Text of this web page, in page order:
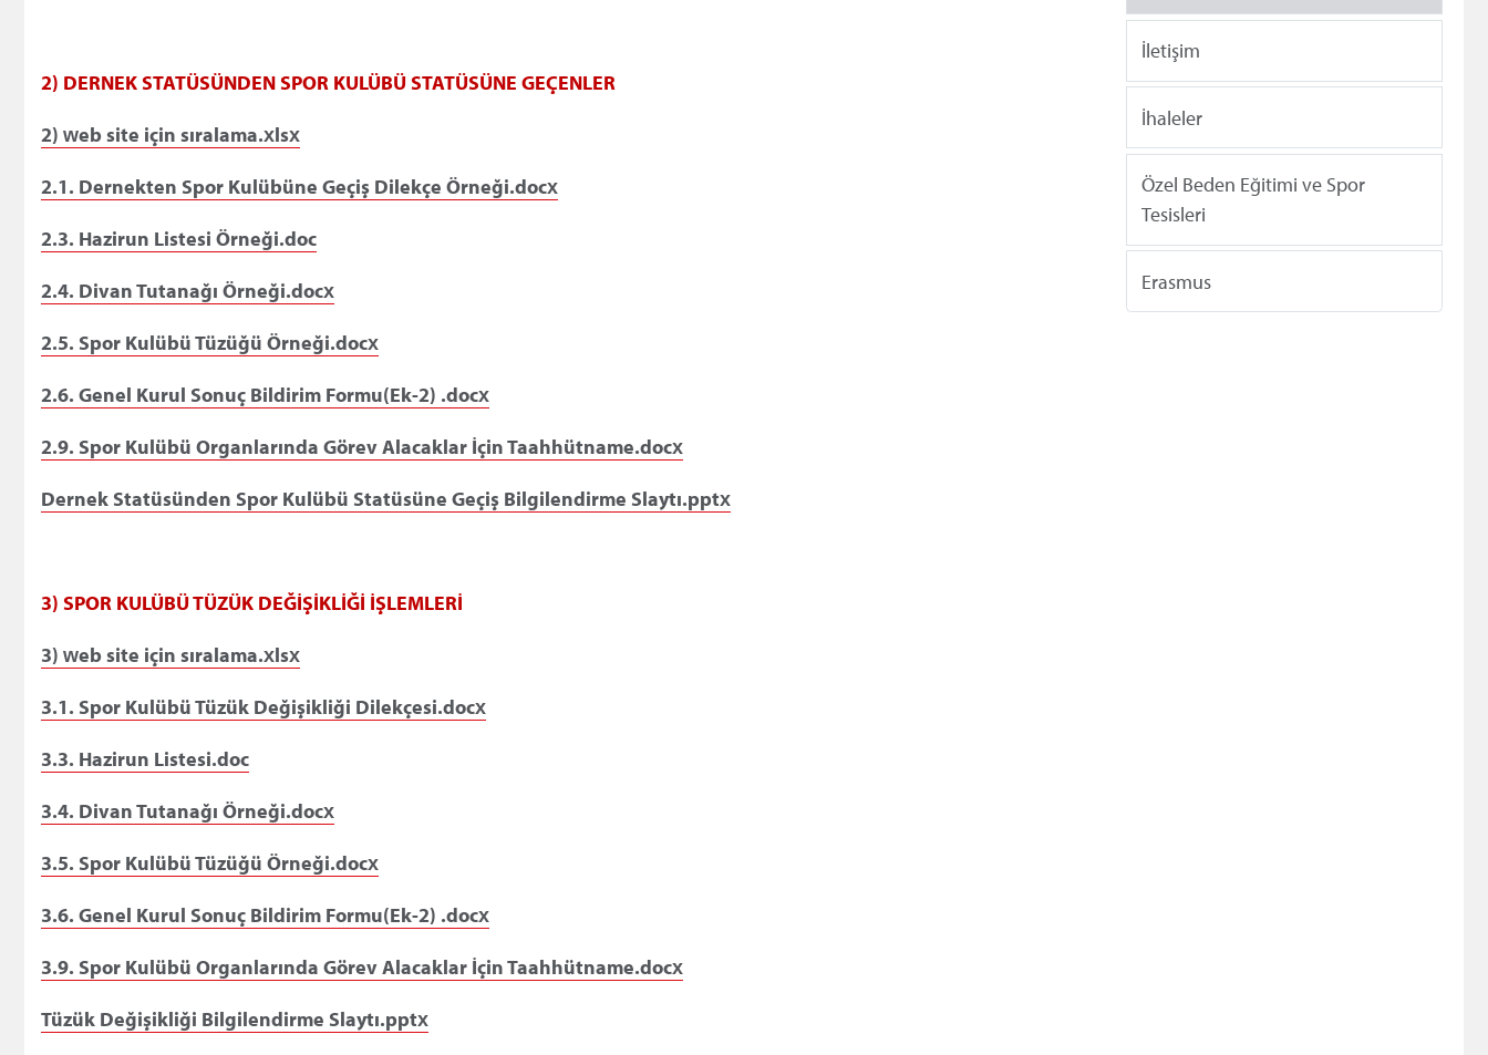
2) DERNEK STATÜSÜNDEN SPOR KULÜBÜ STATÜSÜNE GEÇENLER
2) web site için sıralama.xlsx
2.1. Dernekten Spor Kulübüne Geçiş Dilekçe Örneği.docx
2.3. Hazirun Listesi Örneği.doc
2.4. Divan Tutanağı Örneği.docx
2.5. Spor Kulübü Tüzüğü Örneği.docx
2.6. Genel Kurul Sonuç Bildirim Formu(Ek-2) .docx
2.9. Spor Kulübü Organlarında Görev Alacaklar İçin Taahhütname.docx
Dernek Statüsünden Spor Kulübü Statüsüne Geçiş Bilgilendirme Slaytı.pptx
3) SPOR KULÜBÜ TÜZÜK DEĞİŞİKLİĞİ İŞLEMLERİ
3) web site için sıralama.xlsx
3.1. Spor Kulübü Tüzük Değişikliği Dilekçesi.docx
3.3. Hazirun Listesi.doc
3.4. Divan Tutanağı Örneği.docx
3.5. Spor Kulübü Tüzüğü Örneği.docx
3.6. Genel Kurul Sonuç Bildirim Formu(Ek-2) .docx
3.9. Spor Kulübü Organlarında Görev Alacaklar İçin Taahhütname.docx
Tüzük Değişikliği Bilgilendirme Slaytı.pptx
İletişim
İhaleler
Özel Beden Eğitimi ve Spor
Tesisleri
Erasmus